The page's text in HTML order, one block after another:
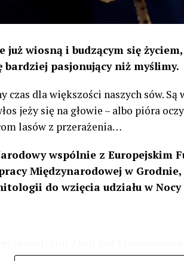
już wiosną i budzącym się
bardziej pasjonujący niż myślimy.
czas dla większości naszych sów.
jeży się na głowie – albo pióra
lasów z przerażenia…
wspólnie z Europejskim
Międzynarodowej w
do wzięcia udziału w Nocy